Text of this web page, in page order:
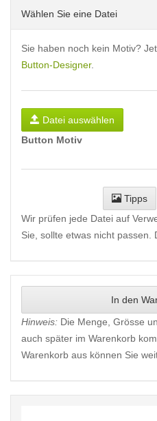
Wählen Sie eine Datei
Sie haben noch kein Motiv?
Button-Designer.
Datei auswählen
Button Motiv
Tipps
Wir prüfen jede Datei auf
Sie, sollte etwas nicht passen.
In den
Hinweis: Die Menge, Grösse
auch später im Warenkorb
Warenkorb aus können Sie